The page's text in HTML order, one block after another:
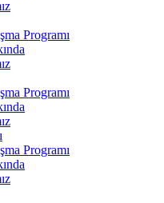
Programı
Programı
Programı